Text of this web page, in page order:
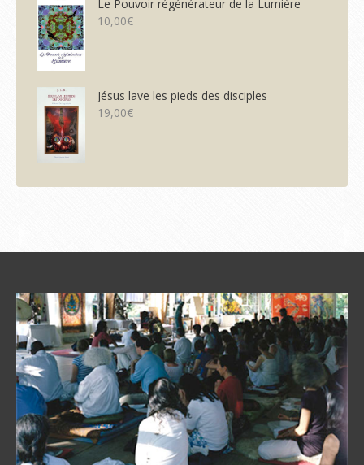
Le Pouvoir régénérateur de la Lumière
10,00€
Jésus lave les pieds des disciples
19,00€